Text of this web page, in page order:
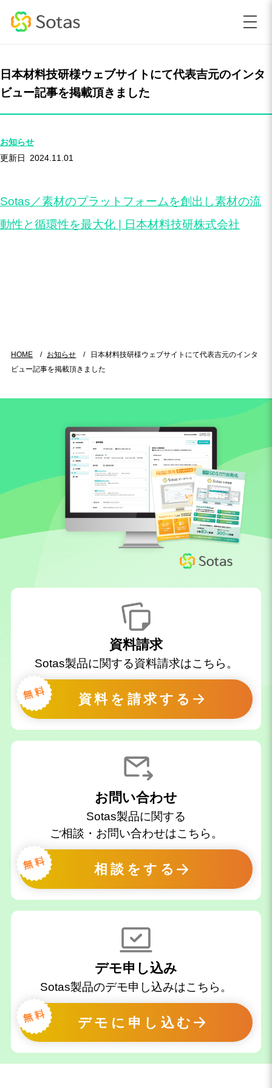
お知らせ
2024.11.01
日本材料技研様ウェブサイトにて代表吉元のインタ
ビュー記事を掲載頂きました
Sotas／素材のプラットフォームを創出し素材の流
動性と循環性を最大化 | 日本材料技研株式会社
HOME お知らせ
日本材料技研様ウェブサイトにて代表吉元のインタ
ビュー記事を掲載頂きました
資料請求
Sotas製品に関する資料請求はこちら。
資料を請求する
お問い合わせ
Sotas製品に関する
ご相談・お問い合わせはこちら。
相談をする
デモ申し込み
Sotas製品のデモ申し込みはこちら。
デモに申し込む